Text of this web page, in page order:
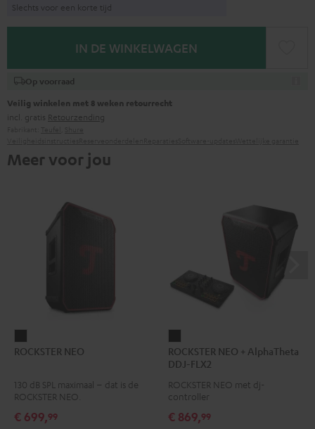
Slechts voor een korte tijd
IN DE WINKELWAGEN
Op voorraad
Veilig winkelen met 8 weken retourrecht
incl. gratis Retourzending
Meer voor jou
NEO
ROCKSTER NEO
130 dB SPL maximaal – dat is de
ROCKSTER NEO.
€ 699,99
NEO
+
AlphaTheta
DDJ-
FLX2
ROCKSTER NEO + AlphaTheta
DDJ-FLX2
ROCKSTER NEO met dj-
controller
€ 869,99